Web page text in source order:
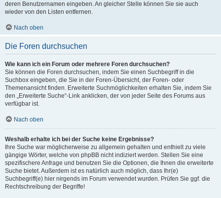
deren Benutzernamen eingeben. An gleicher Stelle können Sie sie auch
wieder von den Listen entfernen.
Nach oben
Die Foren durchsuchen
Wie kann ich ein Forum oder mehrere Foren durchsuchen?
Sie können die Foren durchsuchen, indem Sie einen Suchbegriff in die
Suchbox eingeben, die Sie in der Foren-Übersicht, der Foren- oder
Themenansicht finden. Erweiterte Suchmöglichkeiten erhalten Sie, indem Sie
den „Erweiterte Suche“-Link anklicken, der von jeder Seite des Forums aus
verfügbar ist.
Nach oben
Weshalb erhalte ich bei der Suche keine Ergebnisse?
Ihre Suche war möglicherweise zu allgemein gehalten und enthielt zu viele
gängige Wörter, welche von phpBB nicht indiziert werden. Stellen Sie eine
spezifischere Anfrage und benutzen Sie die Optionen, die Ihnen die erweiterte
Suche bietet. Außerdem ist es natürlich auch möglich, dass Ihr(e)
Suchbegriff(e) hier nirgends im Forum verwendet wurden. Prüfen Sie ggf. die
Rechtschreibung der Begriffe!